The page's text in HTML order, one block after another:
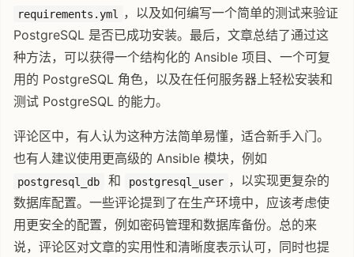
requirements.yml
，以及如何编写一个简单的测试来验证
PostgreSQL 是否已成功安装。最后，文章总结了通过这
种方法，可以获得一个结构化的 Ansible 项目、一个可复
用的 PostgreSQL 角色，以及在任何服务器上轻松安装和
测试 PostgreSQL 的能力。
评论区中，有人认为这种方法简单易懂，适合新手入门。
也有人建议使用更高级的 Ansible 模块，例如
postgresql_db 和 postgresql_user ，以实现更复杂的
数据库配置。一些评论提到了在生产环境中，应该考虑使
用更安全的配置，例如密码管理和数据库备份。总的来
说，评论区对文章的实用性和清晰度表示认可，同时也提